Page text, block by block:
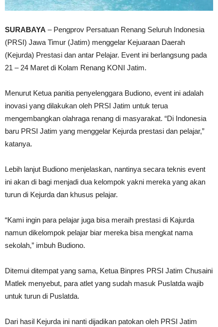
SURABAYA – Pengprov Persatuan Renang Seluruh Indonesia
(PRSI) Jawa Timur (Jatim) menggelar Kejuaraan Daerah
(Kejurda) Prestasi dan antar Pelajar. Event ini berlangsung pada
21 – 24 Maret di Kolam Renang KONI Jatim.
Menurut Ketua panitia penyelenggara Budiono, event ini adalah
inovasi yang dilakukan oleh PRSI Jatim untuk terua
mengembangkan olahraga renang di masyarakat. “Di Indonesia
baru PRSI Jatim yang menggelar Kejurda prestasi dan pelajar,”
katanya.
Lebih lanjut Budiono menjelaskan, nantinya secara teknis event
ini akan di bagi menjadi dua kelompok yakni mereka yang akan
turun di Kejurda dan khusus pelajar.
“Kami ingin para pelajar juga bisa meraih prestasi di Kajurda
namun dikelompok pelajar biar mereka bisa mengkat nama
sekolah,” imbuh Budiono.
Ditemui ditempat yang sama, Ketua Binpres PRSI Jatim Chusaini
Matlek menyebut, para atlet yang sudah masuk Puslatda wajib
untuk turun di Puslatda.
Dari hasil Kejurda ini nanti dijadikan patokan oleh PRSI Jatim